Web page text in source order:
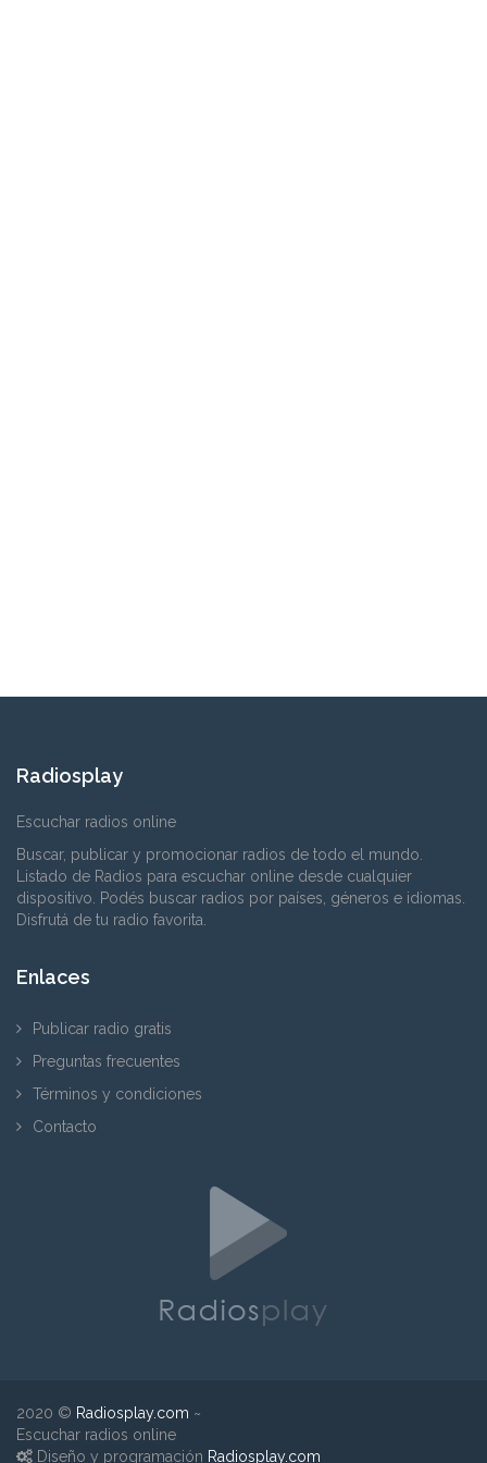
Radiosplay
Escuchar radios online
Buscar, publicar y promocionar radios de todo el mundo.
Listado de Radios para escuchar online desde cualquier
dispositivo. Podés buscar radios por países, géneros e idiomas.
Disfrutá de tu radio favorita.
Enlaces
Publicar radio gratis
Preguntas frecuentes
Términos y condiciones
Contacto
2020 © Radiosplay.com ~
Escuchar radios online
Diseño y programación Radiosplay.com